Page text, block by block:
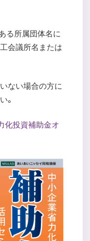
る所属団体名に
会議所名または
ない場合の方に
。
化投資補助金オ